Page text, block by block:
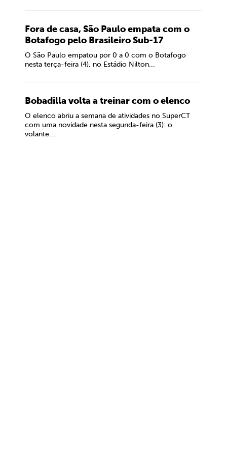
Fora de casa, São Paulo empata com o
Botafogo pelo Brasileiro Sub-17
O São Paulo empatou por 0 a 0 com o Botafogo
nesta terça-feira (4), no Estádio Nilton...
Bobadilla volta a treinar com o elenco
O elenco abriu a semana de atividades no SuperCT
com uma novidade nesta segunda-feira (3): o
volante...